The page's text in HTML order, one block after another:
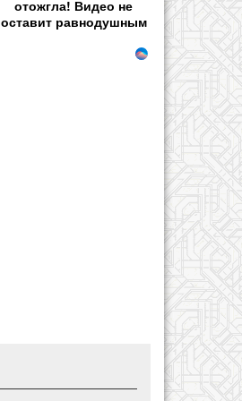
отожгла! Видео не
оставит равнодушным